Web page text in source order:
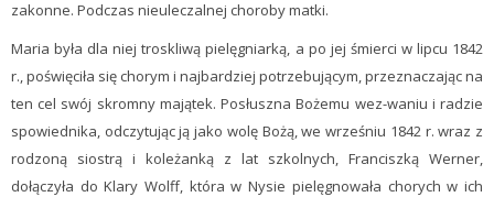
zakonne. Podczas nieuleczalnej choroby matki.
Maria była dla niej troskliwą pielęgniarką, a po jej śmierci w lipcu 1842
r., poświęciła się chorym i najbardziej potrzebującym, przeznaczając na
ten cel swój skromny majątek. Posłuszna Bożemu wez-waniu i radzie
spowiednika, odczytując ją jako wolę Bożą, we wrześniu 1842 r. wraz z
rodzoną siostrą i koleżanką z lat szkolnych, Franciszką Werner,
dołączyła do Klary Wolff, która w Nysie pielęgnowała chorych w ich